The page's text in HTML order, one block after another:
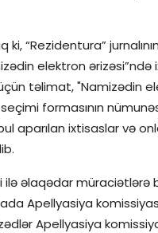
ki, “Rezidentura”
elektron ərizəsi”ndə
təlimat, "Namizədin
formasının
aparılan ixtisaslar və
əlaqədar müraciətlərə
Apellyasiya
Apellyasiya